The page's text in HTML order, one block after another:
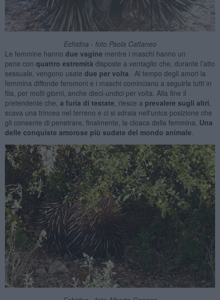
Echidna - foto Paola Cattaneo
Le femmine hanno due vagine mentre i maschi hanno un
pene con quattro estremità disposte a ventaglio che, durante l’atto
sessuale, vengono usate due per volta. Al tempo degli amori la
femmina diffonde feromoni e i maschi cominciano a seguirla tutti in
fila, per molti giorni, anche dieci-undici per volta. Alla fine il
pretendente che, a furia di testate, riesce a prevalere sugli altri,
scava una trincea nel terreno e ci si sdraia nell'unica posizione che
gli consente di penetrare, finalmente, la cloaca della femmina. Una
delle conquiste amorose più sudate del mondo animale.